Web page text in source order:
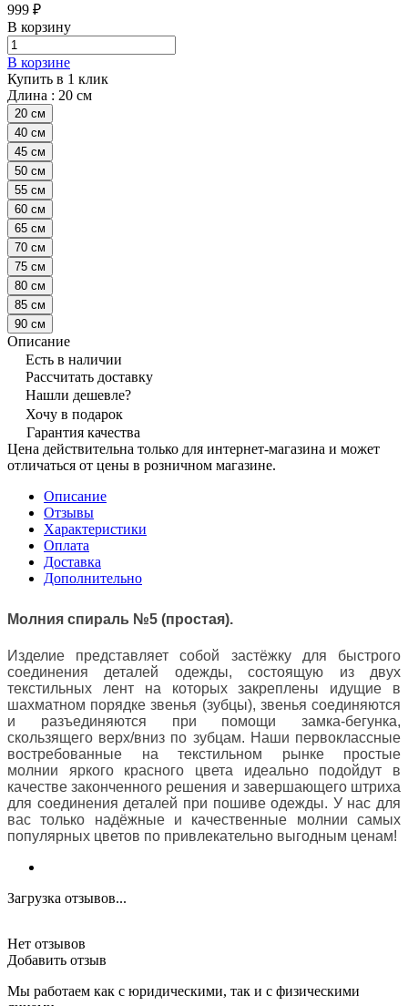
999 ₽
В корзину
В корзине
Купить в 1 клик
Длина : 20 см
20 см
40 см
45 см
50 см
55 см
60 см
65 см
70 см
75 см
80 см
85 см
90 см
Описание
Есть в наличии
Рассчитать доставку
Нашли дешевле?
Хочу в подарок
Гарантия качества
Цена действительна только для интернет-магазина и может
отличаться от цены в розничном магазине.
Описание
Отзывы
Характеристики
Оплата
Доставка
Дополнительно
Молния спираль №5 (простая).
Изделие представляет собой застёжку для быстрого
соединения деталей одежды, состоящую из двух
текстильных лент на которых закреплены идущие в
шахматном порядке звенья (зубцы), звенья соединяются
и разъединяются при помощи замка-бегунка,
скользящего верх/вниз по зубцам. Наши первоклассные
востребованные на текстильном рынке простые
молнии яркого красного цвета идеально подойдут в
качестве законченного решения и завершающего штриха
для соединения деталей при пошиве одежды. У нас для
вас только надёжные и качественные молнии самых
популярных цветов по привлекательно выгодным ценам!
Загрузка отзывов...
Нет отзывов
Добавить отзыв
Мы работаем как с юридическими, так и с физическими